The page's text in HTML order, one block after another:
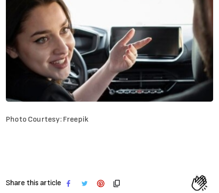
Photo Courtesy: Freepik
Share this article